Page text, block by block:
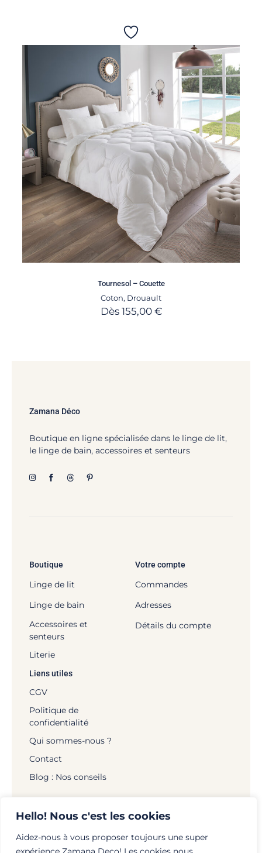
Hello! Nous c'est les cookies
Aidez-nous à vous proposer toujours une super
Tournesol – Couette
Coton, Drouault
Dès 155,00 €
Zamana Déco
Boutique en ligne spécialisée dans le linge de lit,
le linge de bain, accessoires et senteurs
Boutique
Linge de lit
Linge de bain
Accessoires et
senteurs
Literie
Votre compte
Commandes
Adresses
Détails du compte
Liens utiles
CGV
Politique de
confidentialité
Qui sommes-nous ?
Contact
Blog : Nos conseils
© Zamana Déco - 2026 | Tous droits réservés |